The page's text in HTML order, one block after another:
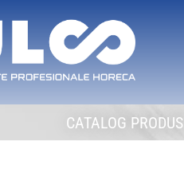
CATALOG